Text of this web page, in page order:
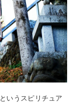
というスピリチュア